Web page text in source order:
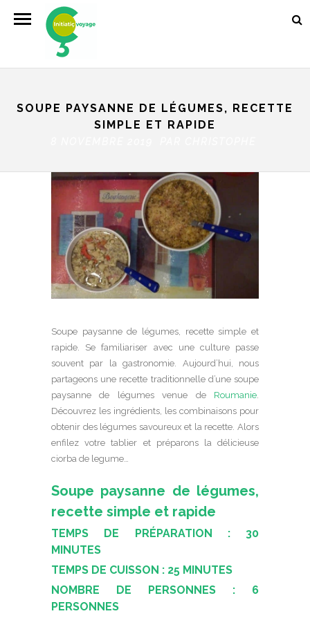
SOUPE PAYSANNE DE LÉGUMES, RECETTE
SIMPLE ET RAPIDE
Soupe paysanne de légumes, recette simple et
rapide. Se familiariser avec une culture passe
souvent par la gastronomie. Aujourd’hui, nous
partageons une recette traditionnelle d’une soupe
paysanne de légumes venue de Roumanie.
Découvrez les ingrédients, les combinaisons pour
obtenir des légumes savoureux et la recette. Alors
enfilez votre tablier et préparons la délicieuse
ciorba de legume…
Soupe paysanne de légumes,
recette simple et rapide
TEMPS DE PRÉPARATION : 30
MINUTES
TEMPS DE CUISSON : 25 MINUTES
NOMBRE DE PERSONNES : 6
PERSONNES